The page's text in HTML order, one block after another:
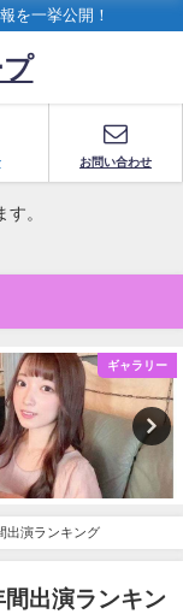
を一挙公開！
お問い合わせ
。
ギャラリー
出演ランキング
間出演ランキン